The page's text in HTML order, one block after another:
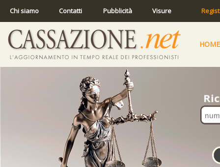
Chi siamo Contatti Pubblicità Visure
HOME